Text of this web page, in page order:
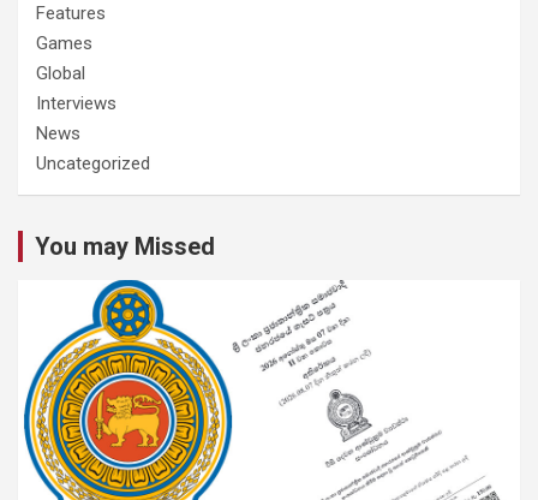
Features
Games
Global
Interviews
News
Uncategorized
You may Missed